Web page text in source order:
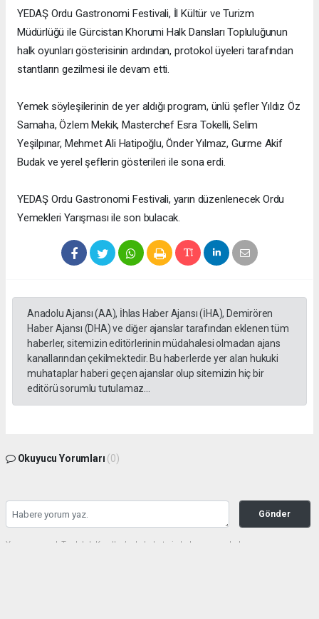
YEDAŞ Ordu Gastronomi Festivali, İl Kültür ve Turizm
Müdürlüğü ile Gürcistan Khorumi Halk Dansları Topluluğunun
halk oyunları gösterisinin ardından, protokol üyeleri tarafından
stantların gezilmesi ile devam etti.
Yemek söyleşilerinin de yer aldığı program, ünlü şefler Yıldız Öz
Samaha, Özlem Mekik, Masterchef Esra Tokelli, Selim
Yeşilpınar, Mehmet Ali Hatipoğlu, Önder Yılmaz, Gurme Akif
Budak ve yerel şeflerin gösterileri ile sona erdi.
YEDAŞ Ordu Gastronomi Festivali, yarın düzenlenecek Ordu
Yemekleri Yarışması ile son bulacak.
Anadolu Ajansı (AA), İhlas Haber Ajansı (İHA), Demirören
Haber Ajansı (DHA) ve diğer ajanslar tarafından eklenen tüm
haberler, sitemizin editörlerinin müdahalesi olmadan ajans
kanallarından çekilmektedir. Bu haberlerde yer alan hukuki
muhataplar haberi geçen ajanslar olup sitemizin hiç bir
editörü sorumlu tutulamaz...
Okuyucu Yorumları (0)
Gönder
Yorum yazarak Topluluk Kuralları’nı kabul etmiş bulunuyor ve haberunye.com